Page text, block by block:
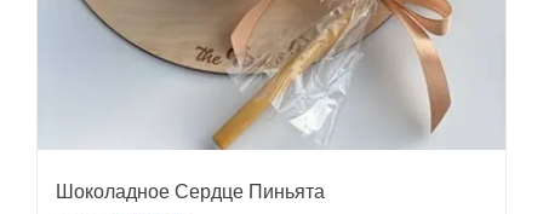
Шоколадное Сердце Пиньята